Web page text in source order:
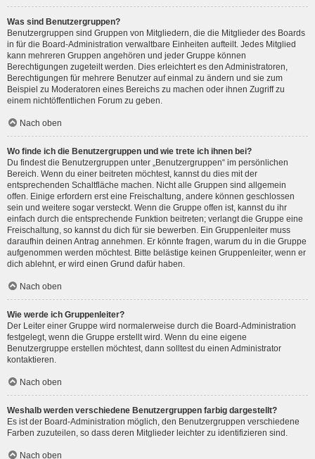
Was sind Benutzergruppen?
Benutzergruppen sind Gruppen von Mitgliedern, die die Mitglieder des Boards
in für die Board-Administration verwaltbare Einheiten aufteilt. Jedes Mitglied
kann mehreren Gruppen angehören und jeder Gruppe können
Berechtigungen zugeteilt werden. Dies erleichtert es den Administratoren,
Berechtigungen für mehrere Benutzer auf einmal zu ändern und sie zum
Beispiel zu Moderatoren eines Bereichs zu machen oder ihnen Zugriff zu
einem nichtöffentlichen Forum zu geben.
Nach oben
Wo finde ich die Benutzergruppen und wie trete ich ihnen bei?
Du findest die Benutzergruppen unter „Benutzergruppen“ im persönlichen
Bereich. Wenn du einer beitreten möchtest, kannst du dies mit der
entsprechenden Schaltfläche machen. Nicht alle Gruppen sind allgemein
offen. Einige erfordern erst eine Freischaltung, andere können geschlossen
sein und weitere sogar versteckt. Wenn die Gruppe offen ist, kannst du ihr
einfach durch die entsprechende Funktion beitreten; verlangt die Gruppe eine
Freischaltung, so kannst du dich für sie bewerben. Ein Gruppenleiter muss
daraufhin deinen Antrag annehmen. Er könnte fragen, warum du in die Gruppe
aufgenommen werden möchtest. Bitte belästige keinen Gruppenleiter, wenn er
dich ablehnt, er wird einen Grund dafür haben.
Nach oben
Wie werde ich Gruppenleiter?
Der Leiter einer Gruppe wird normalerweise durch die Board-Administration
festgelegt, wenn die Gruppe erstellt wird. Wenn du eine eigene
Benutzergruppe erstellen möchtest, dann solltest du einen Administrator
kontaktieren.
Nach oben
Weshalb werden verschiedene Benutzergruppen farbig dargestellt?
Es ist der Board-Administration möglich, den Benutzergruppen verschiedene
Farben zuzuteilen, so dass deren Mitglieder leichter zu identifizieren sind.
Nach oben